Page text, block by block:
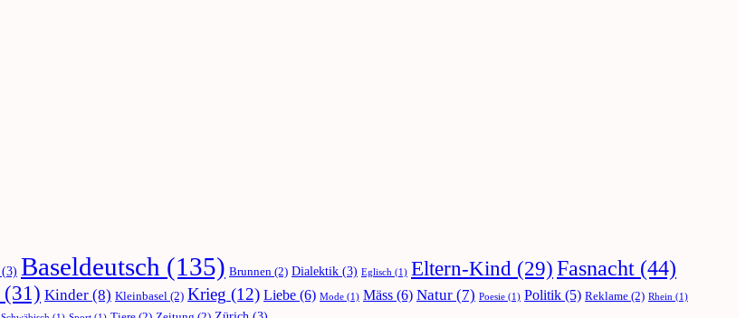
(3) Baseldeutsch (135) Brunnen (2) Dialektik (3) Eglisch (1) Eltern-Kind (29) Fasnacht (44)
(31) Kinder (8) Kleinbasel (2) Krieg (12) Liebe (6) Mode (1) Mäss (6) Natur (7) Poesie (1) Politik (5) Reklame (2) Rhein (1)